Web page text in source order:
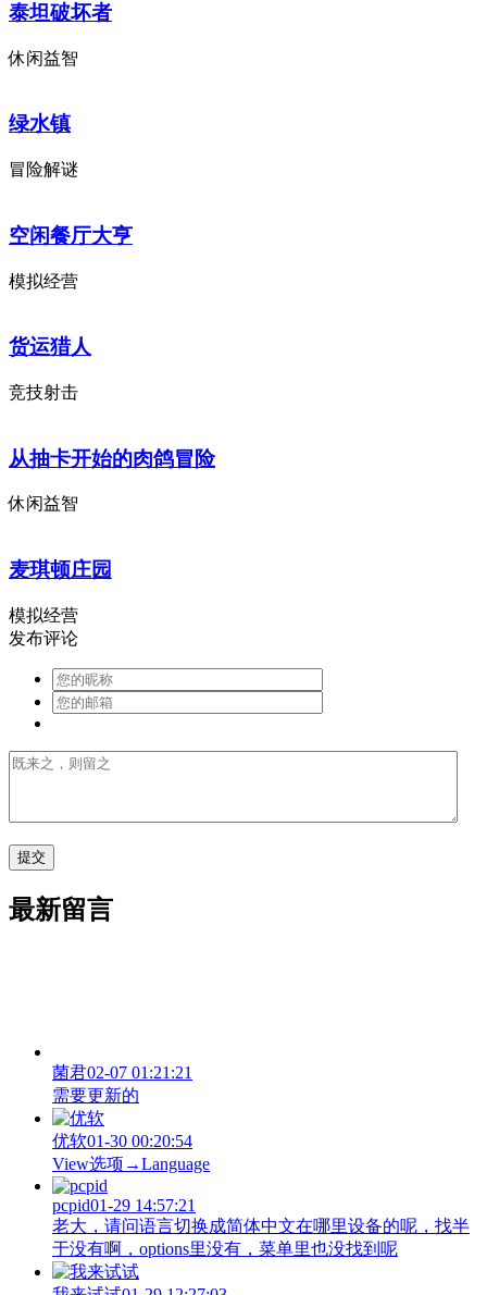
泰坦破坏者
休闲益智
绿水镇
冒险解谜
空闲餐厅大亨
模拟经营
货运猎人
竞技射击
从抽卡开始的肉鸽冒险
休闲益智
麦琪顿庄园
模拟经营
发布评论
最新留言
菌君02-07 01:21:21
需要更新的
优软01-30 00:20:54
View‌选项→Language
pcpid01-29 14:57:21
老大，请问语言切换成简体中文在哪里设备的呢，找半
于没有啊，options里没有，菜单里也没找到呢